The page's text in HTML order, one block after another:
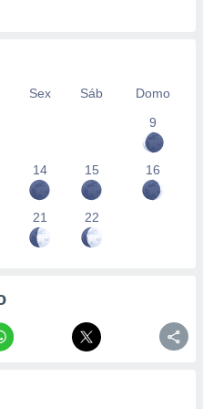
Sex Sáb
Domo
9
14 15 16
21 22